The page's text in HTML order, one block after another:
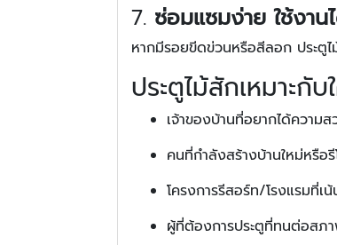
7. ซ่อมแซมง่าย ใช้งาน
หากมีรอยขีดข่วนหรือสีลอก ประตูไ
ประตูไม้สักเหมาะกับ
เจ้าของบ้านที่อยากได้ความส
คนที่กำลังสร้างบ้านใหม่หรือรี
โครงการรีสอร์ท/โรงแรมที่เ
ผู้ที่ต้องการประตูที่ทนต่อสภ